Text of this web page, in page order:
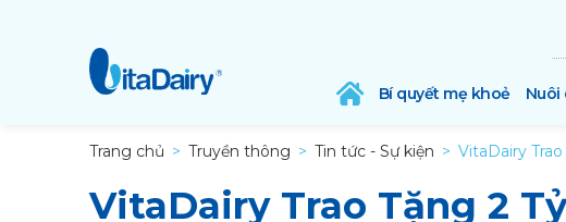
Bí quyết mẹ khoẻ Nuôi
Trang chủ Truyền thông Tin tức - Sự kiện VitaDairy
VitaDairy Trao Tặng 2